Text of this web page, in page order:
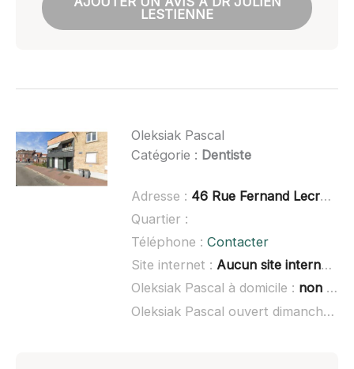
LESTIENNE
Oleksiak Pascal
Catégorie : Dentiste
Adresse : 46 Rue Fernand Lecroart, 59960 Neuville-en-Ferrain
Quartier :
Téléphone : Contacter
Site internet : Aucun site internet connu
Oleksiak Pascal à domicile : non renseigné
Oleksiak Pascal ouvert dimanche :